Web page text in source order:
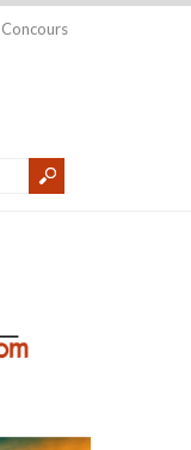
Concours